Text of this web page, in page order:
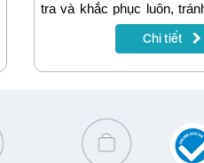
tra và khắc phục luôn,
tới công việc và nhu cầu
Bài viết sẽ cung cấp cho
internet và cách khắc phục.
Chi tiết